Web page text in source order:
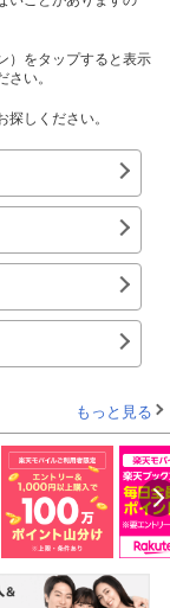
）をタップすると表示
い。
しください。
もっと見る